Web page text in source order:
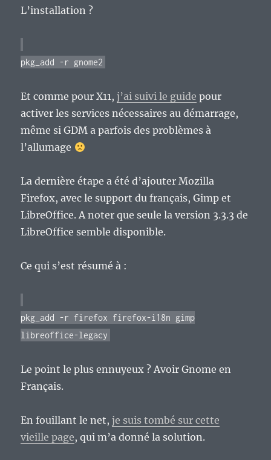
L’installation ?
pkg_add -r gnome2
Et comme pour X11,j’ai suivi le guide pour
activer les services nécessaires au démarrage,
même si GDM a parfois des problèmes à
l’allumage
La dernière étape a été d’ajouter Mozilla
Firefox, avec le support du français, Gimp et
LibreOffice. A noter que seule la version 3.3.3 de
LibreOffice semble disponible.
Ce qui s’est résumé à :
pkg_add -r firefox firefox-i18n gimp
libreoffice-legacy
Le point le plus ennuyeux ? Avoir Gnome en
Français.
En fouillant le net,je suis tombé sur cette
vieille page, qui m’a donné la solution.